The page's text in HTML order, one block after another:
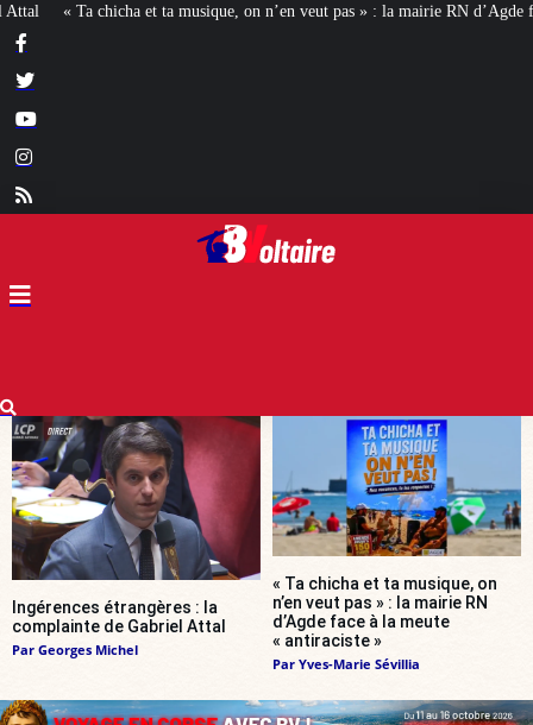
n’en veut pas » : la mairie RN d’Agde face à la meute « antiraciste » La
Ingérences étrangères : la
complainte de Gabriel Attal
Par Georges Michel
« Ta chicha et ta musique, on
n’en veut pas » : la mairie RN
d’Agde face à la meute
« antiraciste »
Par Yves-Marie Sévillia